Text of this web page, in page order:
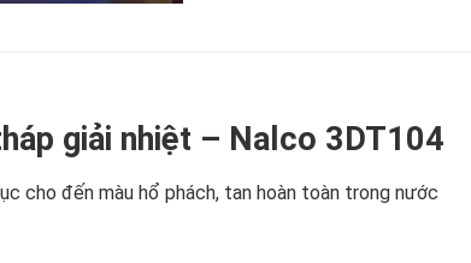
giải nhiệt – Nalco 3DT104
cho đến màu hổ phách, tan hoàn toàn trong nước